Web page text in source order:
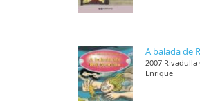
A balada de
2007 Rivadulla
Enrique